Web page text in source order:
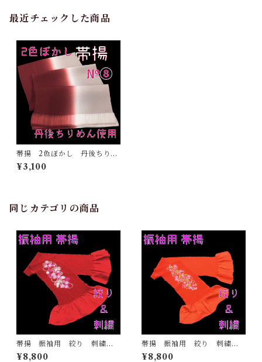
最近チェックした商品
帯揚 2色ぼかし 丹後ちりめ
ん 正絹 日本製 和装小
物 おしゃれ おびあげ 着
¥3,100
同じカテゴリの商品
帯揚 振袖用 絞り 刺繍
赤 正絹 日本製 着物 ふ
¥8,800
帯揚 振袖用 絞り 刺繍
オレンジ 正絹 日本製 着
¥8,800